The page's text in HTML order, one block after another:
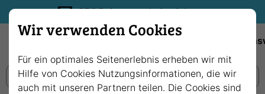
35€ Reisegutschein sichern.
Wir verwenden Cookies
Für ein optimales Seitenerlebnis erheben wir mit
Hilfe von Cookies Nutzungsinformationen, die wir
auch mit unseren Partnern teilen. Die Cookies sind